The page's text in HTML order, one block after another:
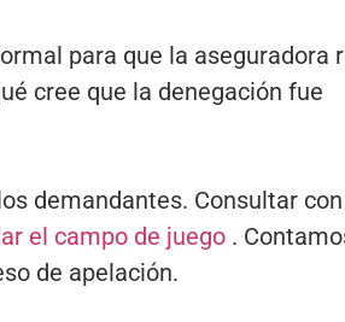
para que la aseguradora
cree que la denegación fue
demandantes. Consultar
el campo de juego .
de apelación.